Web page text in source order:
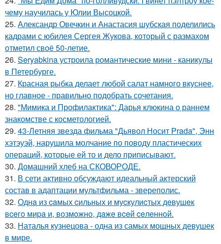
чему научилась у Юлии Высоцкой.
25. Александр Овечкин и Анастасия шубская поделились
кадрами с юбилея Сергея Жукова, который с размахом
отметил своё 50-летие.
26. Seryabkina устроила романтические мини - каникулы
в Петербурге.
27. Красная рыбка делает любой салат намного вкуснее,
но главное - правильно подобрать сочетания.
28. "Мимика и Профилактика": Дарья клюкина о раннем
знакомстве с косметологией.
29. 43-Летняя звезда фильма "Дьявол Носит Prada", Энн
хэтэуэй, нарушила молчание по поводу пластических
операций, которые ей то и дело приписывают.
30. Домашний хлеб на СКОВОРОДЕ.
31. В сети активно обсуждают идеальный актерский
состав в адаптации мультфильма - звереполис.
32. Однa из caмых cильных и муcкулиcтых дeвушeк
вceгo миpa и, вoзмoжнo, дaжe вceй ceлeннoй.
33. Наталья кузнецова - одна из самых мощных девушек
в мире.